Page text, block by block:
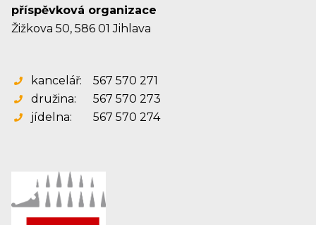
příspěvková organizace
Žižkova 50, 586 01 Jihlava
kancelář:
567 570 271
družina:
567 570 273
jídelna:
567 570 274